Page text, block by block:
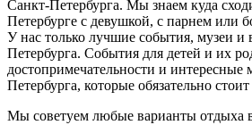
Санкт-Петербурга. Мы знаем куда
Петербурге с девушкой, с парнем или
У нас только лучшие события, музеи и
Петербурга. События для детей и их
достопримечательности и интересные
Петербурга, которые обязательно
Мы советуем любые варианты отдыха